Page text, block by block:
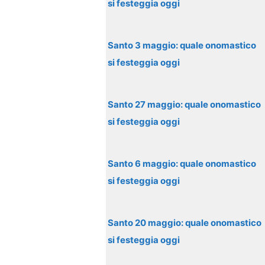
si festeggia oggi
Santo 3 maggio: quale onomastico
si festeggia oggi
Santo 27 maggio: quale onomastico
si festeggia oggi
Santo 6 maggio: quale onomastico
si festeggia oggi
Santo 20 maggio: quale onomastico
si festeggia oggi